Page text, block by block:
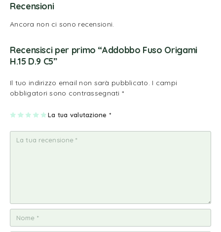
Recensioni
Ancora non ci sono recensioni.
Recensisci per primo “Addobbo Fuso Origami
H.15 D.9 C5”
Il tuo indirizzo email non sarà pubblicato. I campi
obbligatori sono contrassegnati *
La tua valutazione *
1
a
2
e
su
5
3
e
su
5
4
e
su
5
5
e
su
5